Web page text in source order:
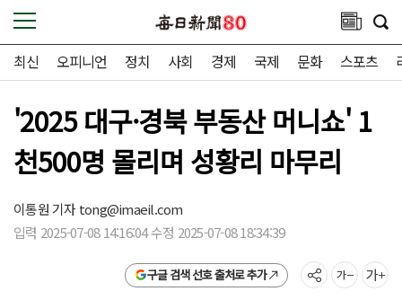
최신 오피니언 정치 사회 경제 국제 문화 스포츠
'2025 대구·경북 부동산 머니쇼' 1
천500명 몰리며 성황리 마무리
이통원 기자tong@imaeil.com
입력 2025-07-08 14:16:04 수정 2025-07-08 18:34:39
구글 검색 선호 출처로 추가